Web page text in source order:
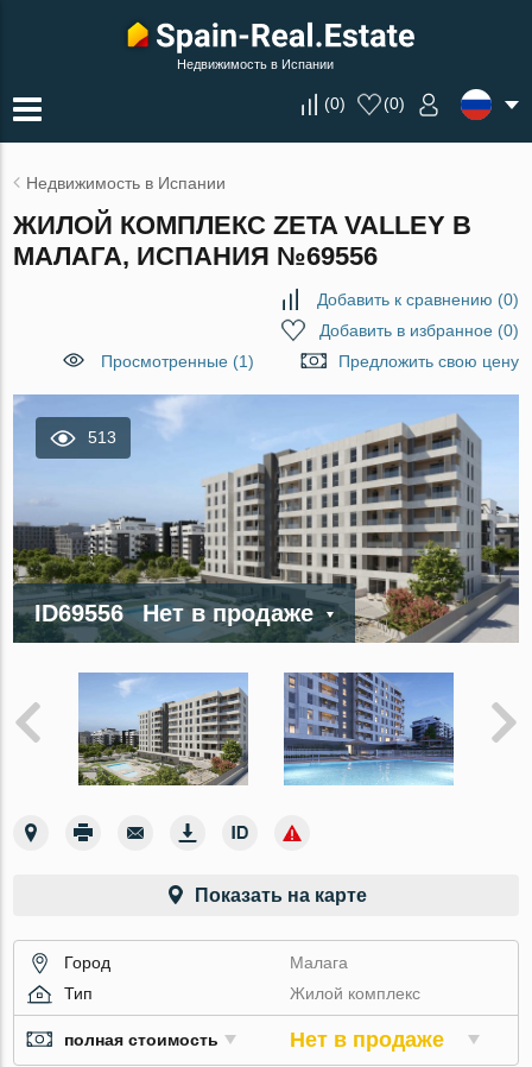
Недвижимость в Испании
(0) (0)
Недвижимость в Испании
ЖИЛОЙ КОМПЛЕКС ZETA VALLEY В
МАЛАГА, ИСПАНИЯ №69556
Добавить к сравнению (0)
Добавить в избранное(0)
Просмотренные (1)
Предложить свою цену
513
ID69556 Нет в продаже
Показать на карте
Город
Малага
Тип
Жилой комплекс
полная стоимость Нет в продаже